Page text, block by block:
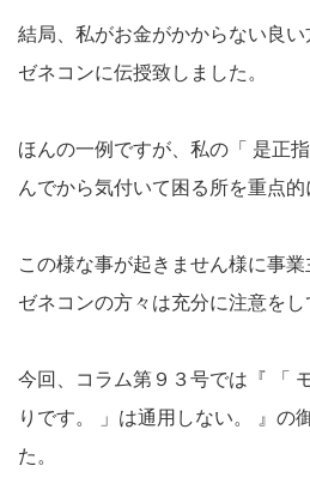
結局、私がお金がかからない良
ゼネコンに伝授致しました。
ほんの一例ですが、私の「 是正
んでから気付いて困る所を重点的
この様な事が起きません様に事業
ゼネコンの方々は充分に注意をし
今回、コラム第９３号では『 「
りです。 」は通用しない。 』の
た。